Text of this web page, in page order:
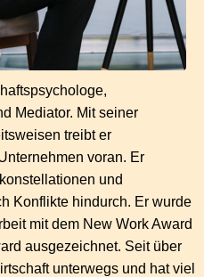
Mediator. Mit seiner
treibt er
voran. Er
und
Konflikte hindurch. Er wurde
mit dem New Work Award
ausgezeichnet. Seit über
unterwegs und hat viel